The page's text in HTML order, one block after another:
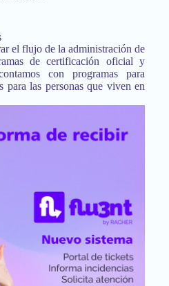
el flujo de la administración de
de certificación oficial y
con programas para
para las personas que viven en